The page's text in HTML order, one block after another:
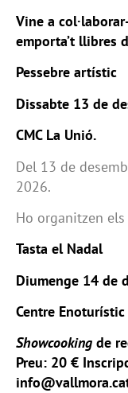
Vine a
emporta’t llibres
Pessebre artístic
Dissabte 13 de
CMC La Unió.
Del 13 de
2026.
Ho organitzen els
Tasta el Nadal
Diumenge 14 de
Centre
Showcooking de
Preu: 20 €